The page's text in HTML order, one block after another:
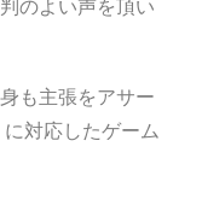
のよい声を頂い
も主張をアサー
対応したゲーム